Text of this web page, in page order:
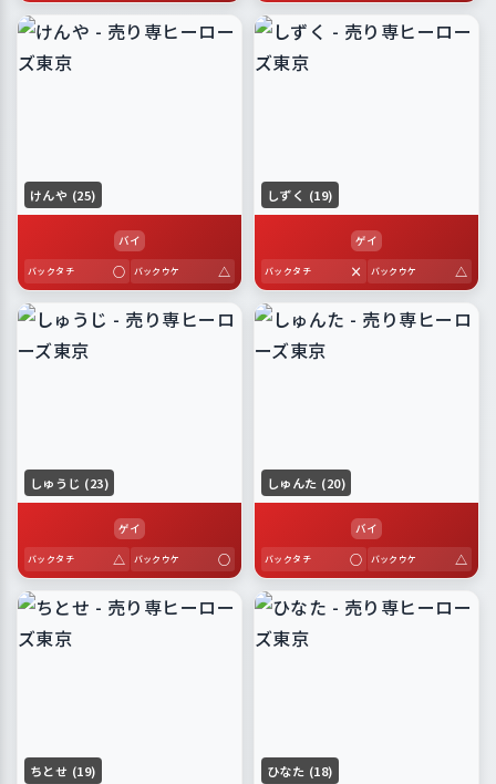
けんや (25)
バイ
バックタチ ○ バックウケ △
しずく (19)
ゲイ
バックタチ × バックウケ △
しゅうじ (23)
ゲイ
バックタチ △ バックウケ ○
しゅんた (20)
バイ
バックタチ ○ バックウケ △
ちとせ (19) ひなた (18)